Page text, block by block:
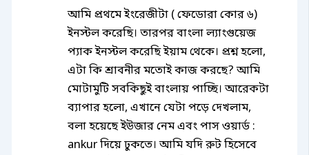
আমি প্রথমে ইংরেজীটা ( ফেডোরা কোর ৬)
ইনস্টল করেছি। তারপর বাংলা ল্যাংগুয়েজ
প্যাক ইনস্টল করেছি ইয়াম থেকে। প্রশ্ন হলো,
এটা কি শ্রাবনীর মতোই কাজ করছে? আমি
মোটামুটি সবকিছুই বাংলায় পাচ্ছি। আরেকটা
ব্যাপার হলো, এখানে যেটা পড়ে দেখলাম,
বলা হয়েছে ইউজার নেম এবং পাস ওয়ার্ড :
ankur দিয়ে ঢুকতে। আমি যদি রুট হিসেবে